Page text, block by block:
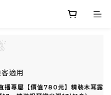
適用
播專屬【價值780元】精裝木耳露